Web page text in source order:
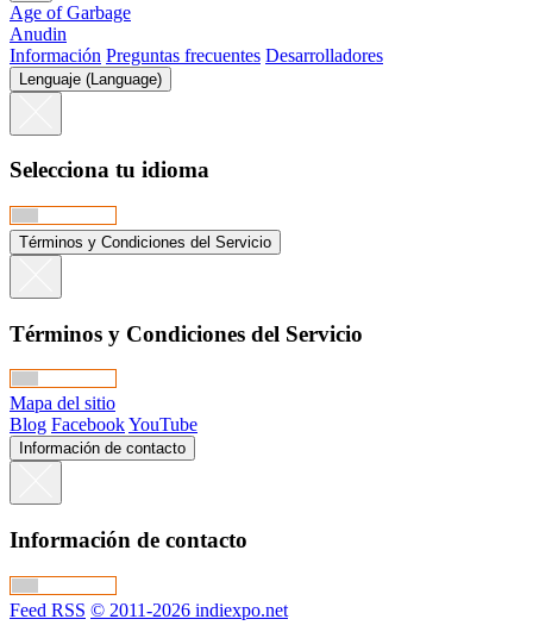
Age of Garbage
Anudin
Información Preguntas frecuentes Desarrolladores
Lenguaje (Language)
Selecciona tu idioma
Términos y Condiciones del Servicio
Términos y Condiciones del Servicio
Mapa del sitio
Blog FacebookYouTube
Información de contacto
Información de contacto
Feed RSS © 2011-2026 indiexpo.net